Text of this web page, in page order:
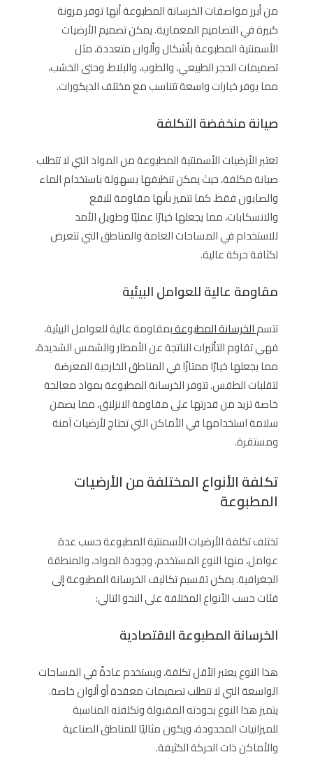
من أبرز مواصفات الخرسانة المطبوعة أنها توفر مرونة
كبيرة في التصاميم المعمارية. يمكن تصميم الأرضيات
الأسمنتية المطبوعة بأشكال وألوان متعددة، مثل
تصميمات الحجر الطبيعي، والطوب، والبلاط، وحتى الخشب،
مما يوفر خيارات واسعة تتناسب مع مختلف الديكورات.
صيانة منخفضة التكلفة
تعتبر الأرضيات الأسمنتية المطبوعة من المواد التي لا تتطلب
صيانة مكلفة، حيث يمكن تنظيفها بسهولة باستخدام الماء
والصابون فقط. كما تتميز بأنها مقاومة للبقع
والانسكابات، مما يجعلها خيارًا عمليًا وطويل الأمد
للاستخدام في المساحات العامة والمناطق التي تتعرض
لكثافة حركة عالية.
مقاومة عالية للعوامل البيئية
تتسمالخرسانة المطبوعةبمقاومة عالية للعوامل البيئية،
فهي تقاوم التأثيرات الناتجة عن الأمطار والشمس الشديدة،
مما يجعلها خيارًا ممتازًا في المناطق الخارجية المعرضة
لتقلبات الطقس. تتوفر الخرسانة المطبوعة بمواد معالجة
خاصة تزيد من قدرتها على مقاومة الانزلاق، مما يضمن
سلامة استخدامها في الأماكن التي تحتاج لأرضيات آمنة
ومستقرة.
تكلفة الأنواع المختلفة من الأرضيات
المطبوعة
تختلف تكلفة الأرضيات الأسمنتية المطبوعة حسب عدة
عوامل، منها النوع المستخدم، وجودة المواد، والمنطقة
الجغرافية. يمكن تقسيم تكاليف الخرسانة المطبوعة إلى
فئات حسب الأنواع المختلفة على النحو التالي:
الخرسانة المطبوعة الاقتصادية
هذا النوع يعتبر الأقل تكلفة، ويستخدم عادةً في المساحات
الواسعة التي لا تتطلب تصميمات معقدة أو ألوان خاصة.
يتميز هذا النوع بجودته المقبولة وتكلفته المناسبة
للميزانيات المحدودة، ويكون مثاليًا للمناطق الصناعية
والأماكن ذات الحركة الكثيفة.